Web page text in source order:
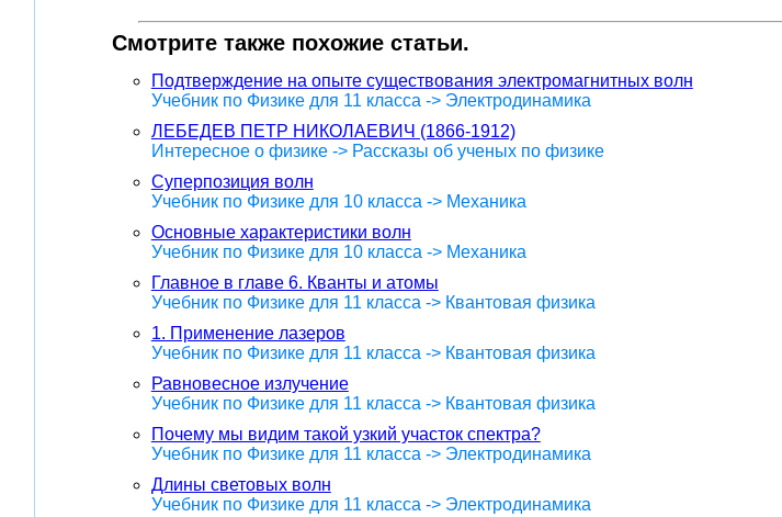
Смотрите также похожие статьи.
Подтверждение на опыте существования электромагнитных волн
Учебник по Физике для 11 класса -> Электродинамика
ЛЕБЕДЕВ ПЕТР НИКОЛАЕВИЧ (1866-1912)
Интересное о физике -> Рассказы об ученых по физике
Суперпозиция волн
Учебник по Физике для 10 класса -> Механика
Основные характеристики волн
Учебник по Физике для 10 класса -> Механика
Главное в главе 6. Кванты и атомы
Учебник по Физике для 11 класса -> Квантовая физика
1. Применение лазеров
Учебник по Физике для 11 класса -> Квантовая физика
Равновесное излучение
Учебник по Физике для 11 класса -> Квантовая физика
Почему мы видим такой узкий участок спектра?
Учебник по Физике для 11 класса -> Электродинамика
Длины световых волн
Учебник по Физике для 11 класса -> Электродинамика